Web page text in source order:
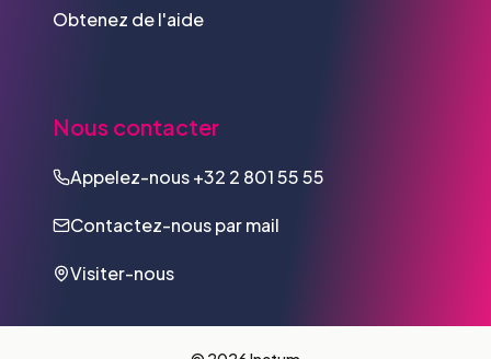
Obtenez de l'aide
Nous contacter
Appelez-nous+32 2 801 55 55
Contactez-nous par mail
Visiter-nous